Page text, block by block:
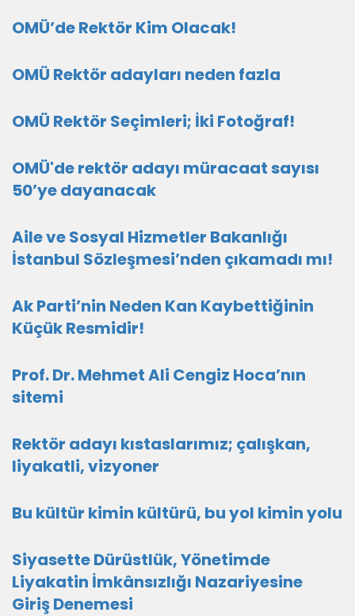
OMÜ’de Rektör Kim Olacak!
OMÜ Rektör adayları neden fazla
OMÜ Rektör Seçimleri; İki Fotoğraf!
OMÜ'de rektör adayı müracaat sayısı
50’ye dayanacak
Aile ve Sosyal Hizmetler Bakanlığı
İstanbul Sözleşmesi’nden çıkamadı mı!
Ak Parti’nin Neden Kan Kaybettiğinin
Küçük Resmidir!
Prof. Dr. Mehmet Ali Cengiz Hoca’nın
sitemi
Rektör adayı kıstaslarımız; çalışkan,
liyakatli, vizyoner
Bu kültür kimin kültürü, bu yol kimin yolu
Siyasette Dürüstlük, Yönetimde
Liyakatin İmkânsızlığı Nazariyesine
Giriş Denemesi